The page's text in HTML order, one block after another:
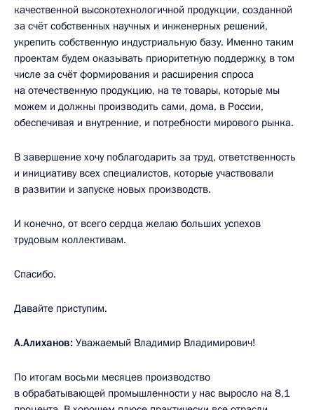
качественной высокотехнологичной продукции, созданной
за счёт собственных научных и инженерных решений,
укрепить собственную индустриальную базу. Именно таким
проектам будем оказывать приоритетную поддержку, в том
числе за счёт формирования и расширения спроса
на отечественную продукцию, на те товары, которые мы
можем и должны производить сами, дома, в России,
обеспечивая и внутренние, и потребности мирового рынка.
В завершение хочу поблагодарить за труд, ответственность
и инициативу всех специалистов, которые участвовали
в развитии и запуске новых производств.
И конечно, от всего сердца желаю больших успехов
трудовым коллективам.
Спасибо.
Давайте приступим.
А.Алиханов: Уважаемый Владимир Владимирович!
По итогам восьми месяцев производство
в обрабатывающей промышленности у нас выросло на 8,1